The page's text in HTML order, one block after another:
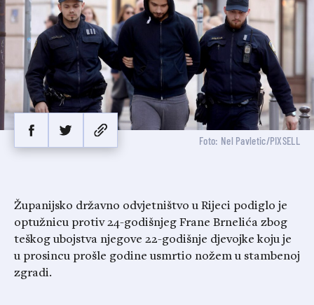
Foto: Nel Pavletic/PIXSELL
Županijsko državno odvjetništvo u Rijeci podiglo je
optužnicu protiv 24-godišnjeg Frane Brnelića zbog
teškog ubojstva njegove 22-godišnje djevojke koju je
u prosincu prošle godine usmrtio nožem u stambenoj
zgradi.